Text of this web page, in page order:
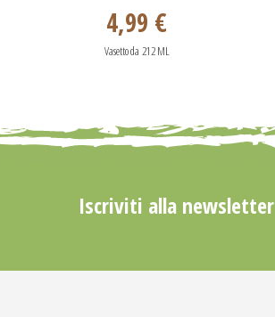
4,99 €
Vasetto da 212 ML
Iscriviti alla newsletter